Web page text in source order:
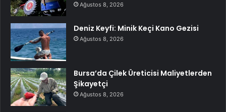
Ağustos 8, 2026
Deniz Keyfi: Minik Keçi Kano Gezisi
Ağustos 8, 2026
Bursa’da Çilek Üreticisi Maliyetlerden
Şikayetçi
Ağustos 8, 2026